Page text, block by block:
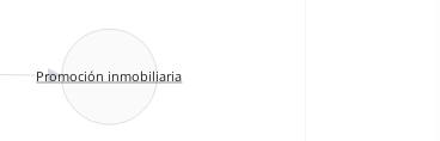
Promoción inmobiliaria